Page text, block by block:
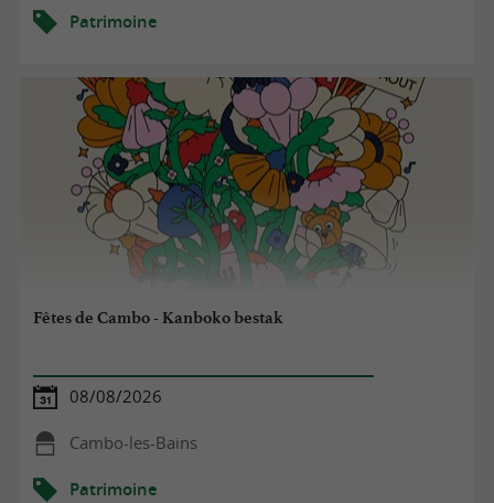
Patrimoine
Fêtes de Cambo - Kanboko bestak
08/08/2026
Cambo-les-Bains
Patrimoine